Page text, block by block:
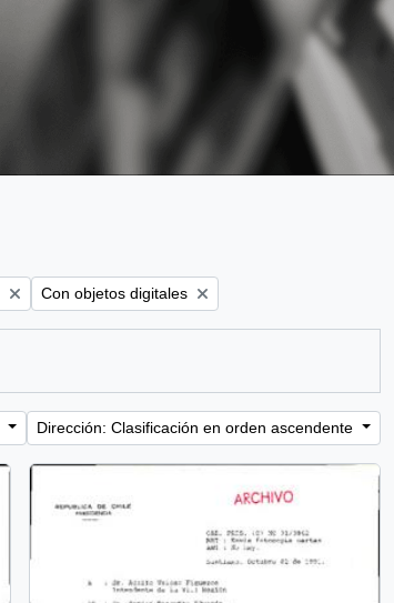
Remove filter:
Con objetos digitales
Dirección: Clasificación en orden ascendente